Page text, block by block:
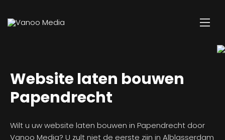
Website laten bouwen
Papendrecht
Wilt u uw website laten bouwen in Papendrecht door
Vanoo Media? U zult niet de eerste zijn in Alblasserdam